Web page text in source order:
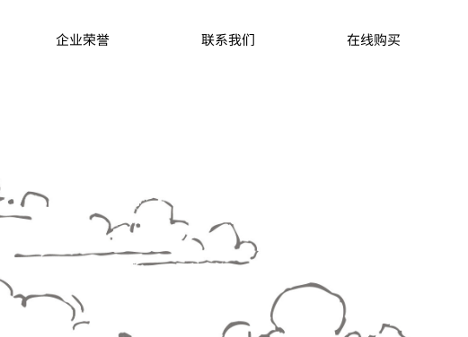
企业荣誉 联系我们 在线购买